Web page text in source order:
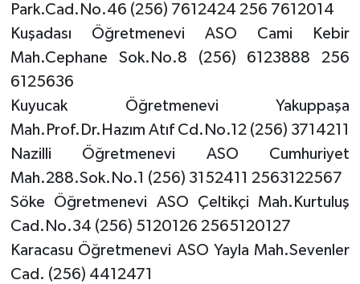
Park.Cad.No.46 (256) 7612424 256 7612014
Kuşadası Öğretmenevi ASO Cami Kebir
Mah.Cephane Sok.No.8 (256) 6123888 256
6125636
Kuyucak Öğretmenevi Yakuppaşa
Mah.Prof.Dr.Hazım Atıf Cd.No.12 (256) 3714211
Nazilli Öğretmenevi ASO Cumhuriyet
Mah.288.Sok.No.1 (256) 3152411 2563122567
Söke Öğretmenevi ASO Çeltikçi Mah.Kurtuluş
Cad.No.34 (256) 5120126 2565120127
Karacasu Öğretmenevi ASO Yayla Mah.Sevenler
Cad. (256) 4412471